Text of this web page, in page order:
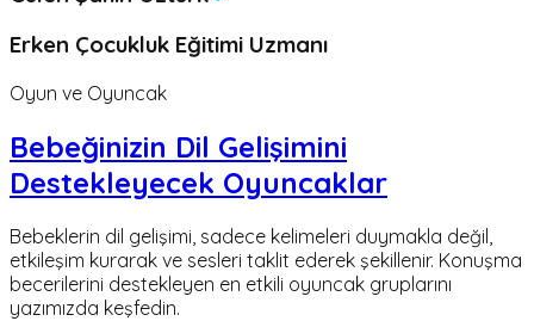
Erken Çocukluk Eğitimi Uzmanı
Oyun ve Oyuncak
Bebeğinizin Dil Gelişimini
Destekleyecek Oyuncaklar
Bebeklerin dil gelişimi, sadece kelimeleri duymakla değil,
etkileşim kurarak ve sesleri taklit ederek şekillenir. Konuşma
becerilerini destekleyen en etkili oyuncak gruplarını
yazımızda keşfedin.